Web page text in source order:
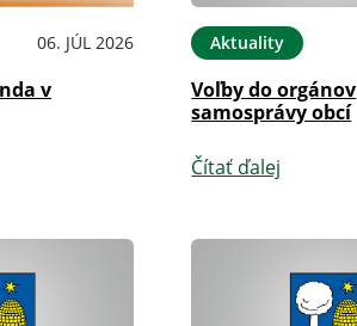
06. JÚL 2026
v
Aktuality
Voľby do orgánov
samosprávy obcí
Čítať ďalej